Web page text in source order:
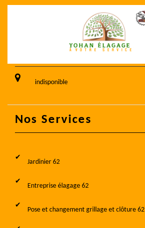
indisponible
Nos Services
Jardinier 62
Entreprise élagage 62
Pose et changement grillage et clôture 62